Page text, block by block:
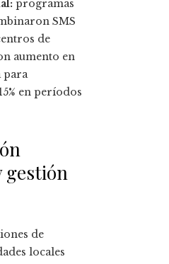
programas
SMS
de
aumento en
para
en períodos
gestión
de
locales